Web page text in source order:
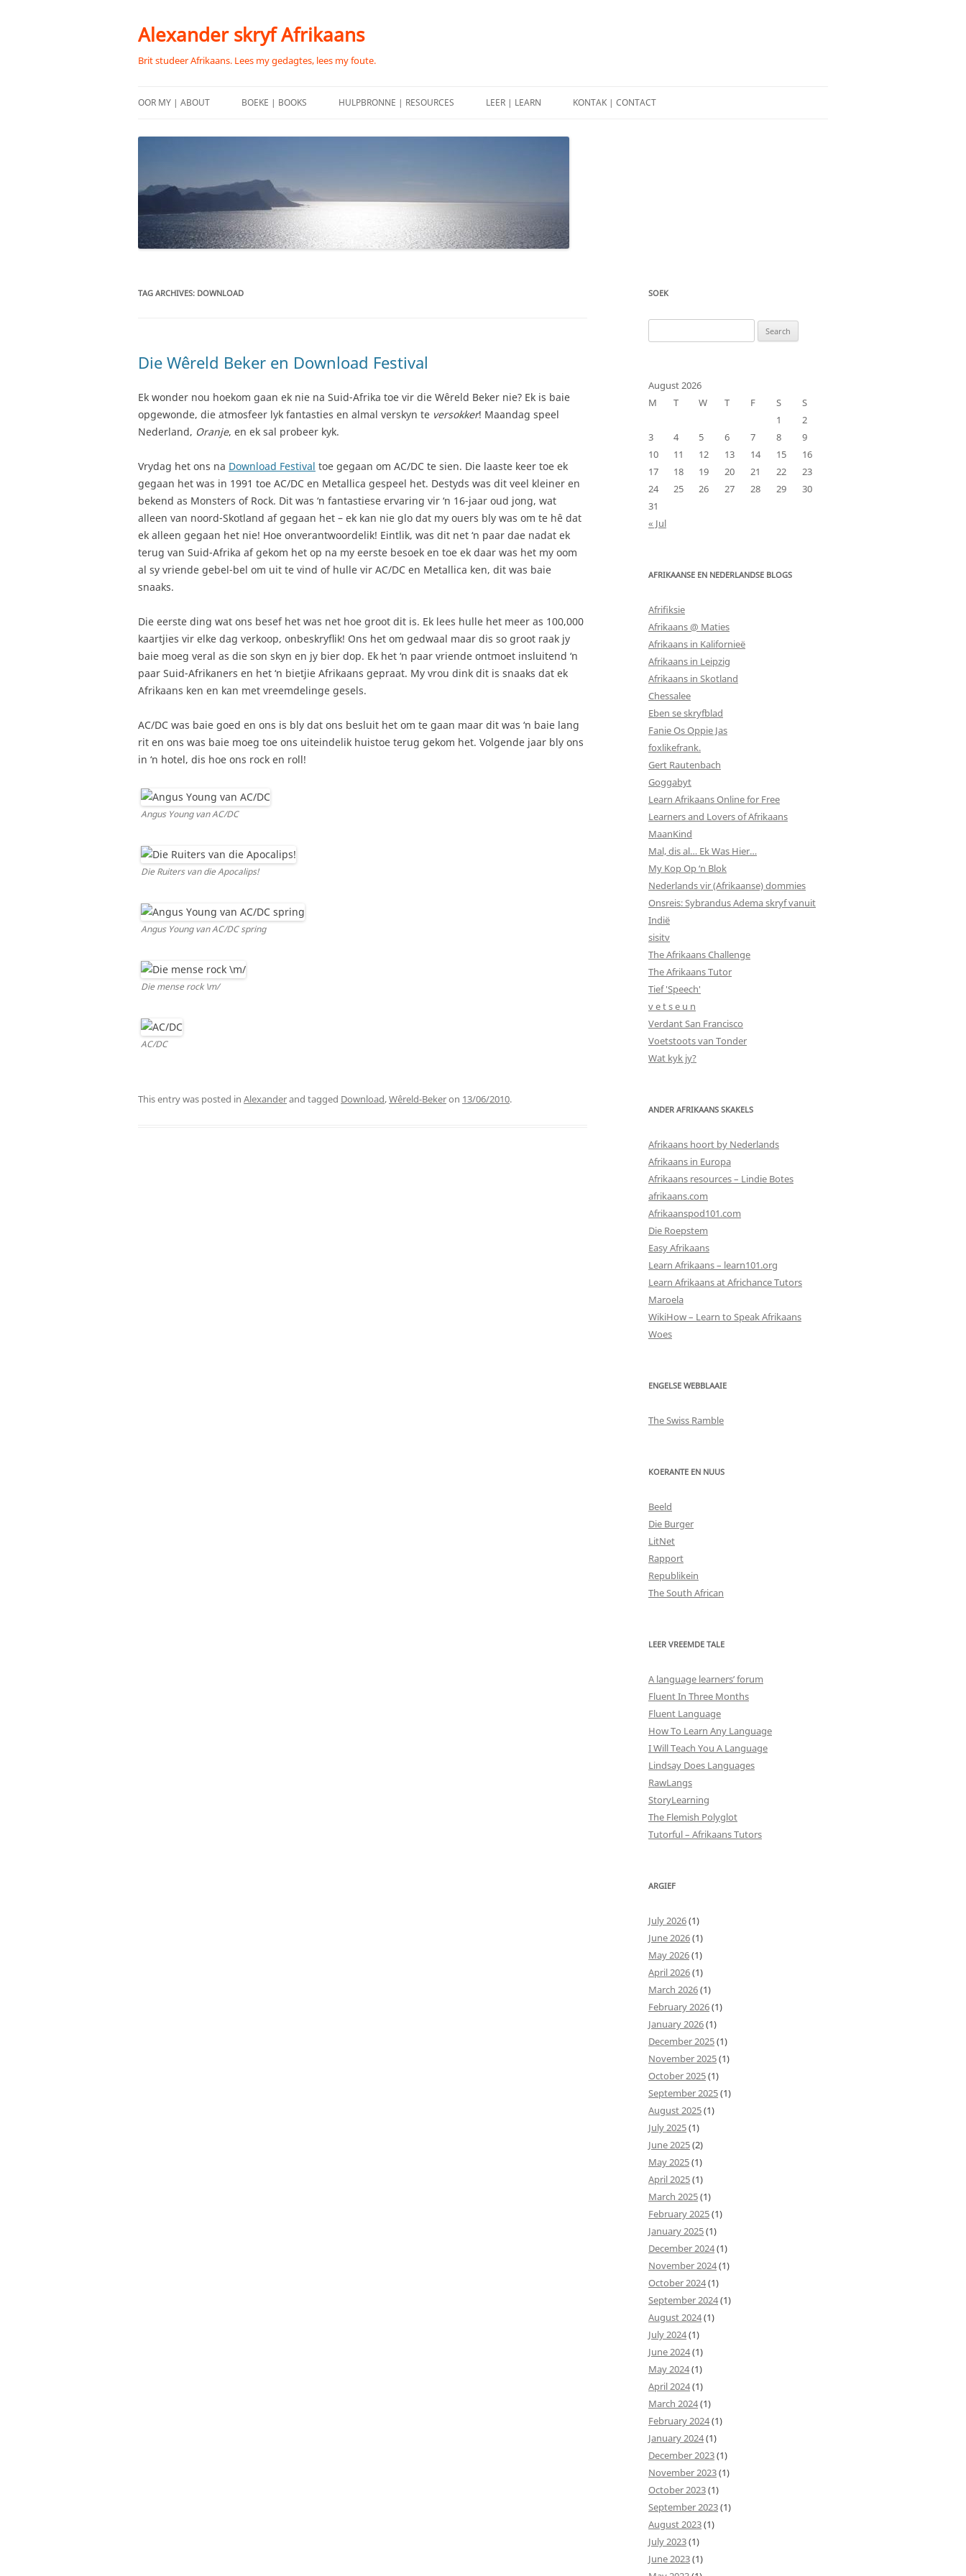
content
Alexander skryf Afrikaans
Brit studeer Afrikaans. Lees my gedagtes, lees my foute.
OOR MY | ABOUT BOEKE | BOOKS HULPBRONNE | RESOURCES LEER | LEARN KONTAK | CONTACT
TAG ARCHIVES: DOWNLOAD
Die Wêreld Beker en Download Festival
Ek wonder nou hoekom gaan ek nie na Suid-Afrika toe vir die Wêreld Beker nie? Ek is baie
opgewonde, die atmosfeer lyk fantasties en almal verskyn te versokker! Maandag speel
Nederland, Oranje, en ek sal probeer kyk.
Vrydag het ons na Download Festival toe gegaan om AC/DC te sien. Die laaste keer toe ek
gegaan het was in 1991 toe AC/DC en Metallica gespeel het. Destyds was dit veel kleiner en
bekend as Monsters of Rock. Dit was ‘n fantastiese ervaring vir ‘n 16-jaar oud jong, wat
alleen van noord-Skotland af gegaan het – ek kan nie glo dat my ouers bly was om te hê dat
ek alleen gegaan het nie! Hoe onverantwoordelik! Eintlik, was dit net ‘n paar dae nadat ek
terug van Suid-Afrika af gekom het op na my eerste besoek en toe ek daar was het my oom
al sy vriende gebel-bel om uit te vind of hulle vir AC/DC en Metallica ken, dit was baie
snaaks.
Die eerste ding wat ons besef het was net hoe groot dit is. Ek lees hulle het meer as 100,000
kaartjies vir elke dag verkoop, onbeskryflik! Ons het om gedwaal maar dis so groot raak jy
baie moeg veral as die son skyn en jy bier dop. Ek het ‘n paar vriende ontmoet insluitend ‘n
paar Suid-Afrikaners en het ‘n bietjie Afrikaans gepraat. My vrou dink dit is snaaks dat ek
Afrikaans ken en kan met vreemdelinge gesels.
AC/DC was baie goed en ons is bly dat ons besluit het om te gaan maar dit was ‘n baie lang
rit en ons was baie moeg toe ons uiteindelik huistoe terug gekom het. Volgende jaar bly ons
in ‘n hotel, dis hoe ons rock en roll!
Angus Young van AC/DC
Die Ruiters van die Apocalips!
Angus Young van AC/DC spring
Die mense rock \m/
AC/DC
This entry was posted in Alexanderand tagged Download,Wêreld-Bekeron 13/06/2010.
SOEK
for:
August 2026
M
T W T F S
S
1
2
3
4 5 6 7 8
9
10
11 12 13 14 15
16
17
18 19 20 21 22
23
24
25 26 27 28 29
30
31
« Jul
AFRIKAANSE EN NEDERLANDSE BLOGS
Afrifiksie
Afrikaans @ Maties
Afrikaans in Kalifornieë
Afrikaans in Leipzig
Afrikaans in Skotland
Chessalee
Eben se skryfblad
Fanie Os Oppie Jas
foxlikefrank.
Gert Rautenbach
Goggabyt
Learn Afrikaans Online for Free
Learners and Lovers of Afrikaans
MaanKind
Mal, dis al… Ek Was Hier…
My Kop Op ‘n Blok
Nederlands vir (Afrikaanse) dommies
Onsreis: Sybrandus Adema skryf vanuit
Indië
sisitv
The Afrikaans Challenge
The Afrikaans Tutor
Tief 'Speech'
v e t s e u n
Verdant San Francisco
Voetstoots van Tonder
Wat kyk jy?
ANDER AFRIKAANS SKAKELS
Afrikaans hoort by Nederlands
Afrikaans in Europa
Afrikaans resources – Lindie Botes
afrikaans.com
Afrikaanspod101.com
Die Roepstem
Easy Afrikaans
Learn Afrikaans – learn101.org
Learn Afrikaans at Africhance Tutors
Maroela
WikiHow – Learn to Speak Afrikaans
Woes
ENGELSE WEBBLAAIE
The Swiss Ramble
KOERANTE EN NUUS
Beeld
Die Burger
LitNet
Rapport
Republikein
The South African
LEER VREEMDE TALE
A language learners’ forum
Fluent In Three Months
Fluent Language
How To Learn Any Language
I Will Teach You A Language
Lindsay Does Languages
RawLangs
StoryLearning
The Flemish Polyglot
Tutorful – Afrikaans Tutors
ARGIEF
July 2026(1)
June 2026(1)
May 2026(1)
April 2026(1)
March 2026(1)
February 2026(1)
January 2026(1)
December 2025(1)
November 2025(1)
October 2025(1)
September 2025(1)
August 2025(1)
July 2025(1)
June 2025(2)
May 2025(1)
April 2025(1)
March 2025(1)
February 2025(1)
January 2025(1)
December 2024(1)
November 2024(1)
October 2024(1)
September 2024(1)
August 2024(1)
July 2024(1)
June 2024(1)
May 2024(1)
April 2024(1)
March 2024(1)
February 2024(1)
January 2024(1)
December 2023(1)
November 2023(1)
October 2023(1)
September 2023(1)
August 2023(1)
July 2023(1)
June 2023(1)